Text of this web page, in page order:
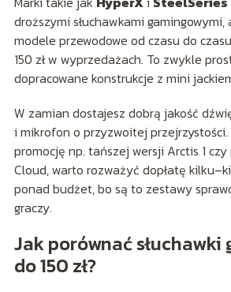
droższymi słuchawkami
modele przewodowe od czasu do
150 zł w wyprzedażach. To zwykle
dopracowane konstrukcje z mini
W zamian dostajesz dobrą jakość
i mikrofon o przyzwoitej
promocję np. tańszej wersji Arctis 1
Cloud, warto rozważyć dopłatę
ponad budżet, bo są to zestawy
graczy.
Jak porównać słuchawki
do 150 zł?